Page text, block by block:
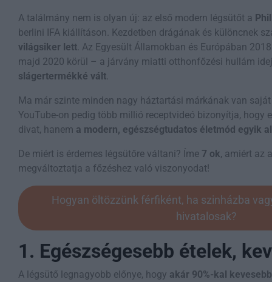
A találmány nem is olyan új: az első modern légsütőt a
berlini IFA kiállításon. Kezdetben drágának és különcnek
világsiker lett . Az Egyesült Államokban és Európában
majd 2020 körül – a járvány miatti otthonfőzési hullám
slágertermékké vált
Ma már szinte minden nagy háztartási márkának van
YouTube-on pedig több millió receptvideó bizonyítja, hogy
divat, hanem a modern, egészségtudatos életmód egyik
De miért is érdemes légsütőre váltani? Íme 7 ok, amiért az
megváltoztatja a főzéshez való viszonyodat!
Hogyan öltözzünk férfiként, ha szinházba
hivatalosak?
1. Egészségesebb ételek,
A légsütő legnagyobb előnye, hogy akár 90%-kal